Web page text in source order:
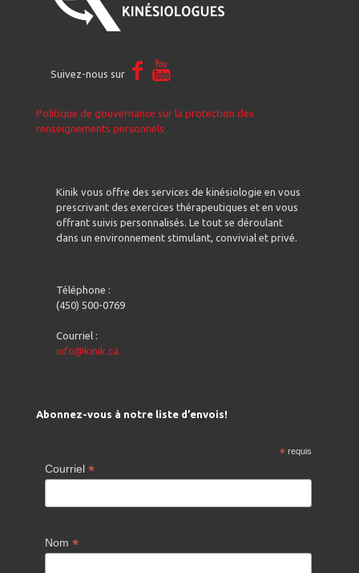
Suivez-nous sur
Politique de gouvernance sur la protection des
renseignements personnels
Kinik vous offre des services de kinésiologie en vous
prescrivant des exercices thérapeutiques et en vous
offrant suivis personnalisés. Le tout se déroulant
dans un environnement stimulant, convivial et privé.
Téléphone :
(450) 500-0769
Courriel :
info@kinik.ca
Abonnez-vous à notre liste d’envois!
* requis
Courriel *
Nom *